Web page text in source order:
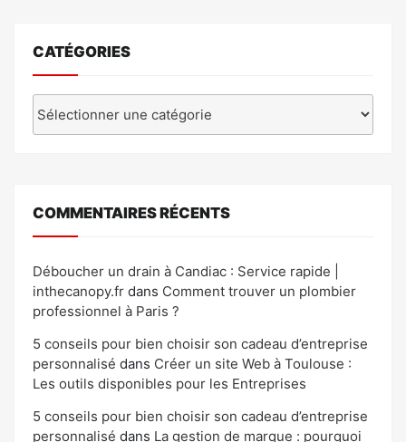
CATÉGORIES
COMMENTAIRES RÉCENTS
Déboucher un drain à Candiac : Service rapide |
inthecanopy.fr dans Comment trouver un plombier
professionnel à Paris ?
5 conseils pour bien choisir son cadeau d’entreprise
personnalisé dans Créer un site Web à Toulouse :
Les outils disponibles pour les Entreprises
5 conseils pour bien choisir son cadeau d’entreprise
personnalisé dans La gestion de marque : pourquoi